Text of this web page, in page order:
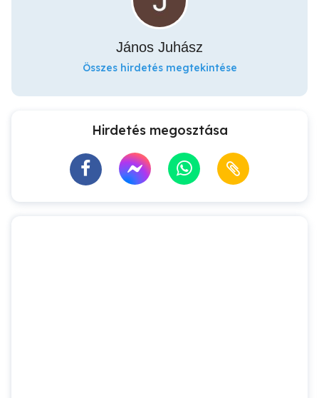
János Juhász
Összes hirdetés megtekintése
Hirdetés megosztása